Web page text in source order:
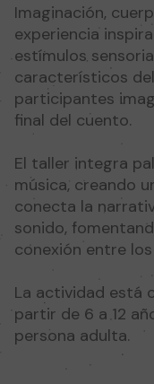
Imaginación,
experiencia
estímulos
característicos
participantes
final del cuento.
El taller integra
música, creando
conecta la
sonido,
conexión entre
La actividad está
partir de 6 a 12
persona adulta.